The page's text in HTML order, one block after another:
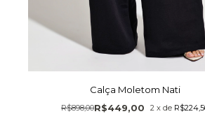
Calça Moletom Nati
R$449,00
R$898,00 2 x de